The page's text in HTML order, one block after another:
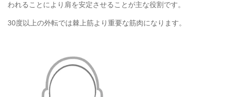
われることにより肩を安定させることが主な役割です。
30度以上の外転では棘上筋より重要な筋肉になります。